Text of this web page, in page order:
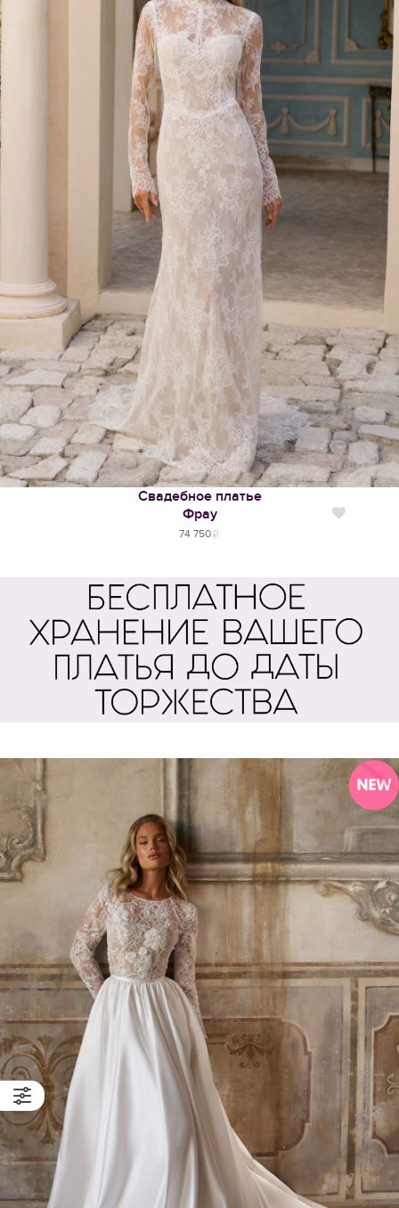
Свадебное платье
Фрау
74 750